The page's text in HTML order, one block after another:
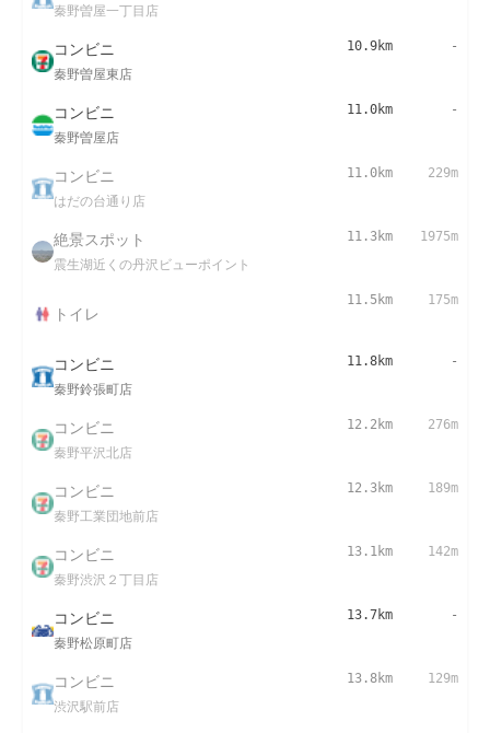
秦野曽屋一丁目店
コンビニ
秦野曽屋東店
10.9km -
コンビニ
秦野曽屋店
11.0km -
コンビニ
はだの台通り店
11.0km 229m
絶景スポット
震生湖近くの丹沢ビューポイント
11.3km 1975m
トイレ
11.5km 175m
コンビニ
秦野鈴張町店
11.8km -
コンビニ
秦野平沢北店
12.2km 276m
コンビニ
秦野工業団地前店
12.3km 189m
コンビニ
秦野渋沢２丁目店
13.1km 142m
コンビニ
秦野松原町店
13.7km -
コンビニ
渋沢駅前店
13.8km 129m